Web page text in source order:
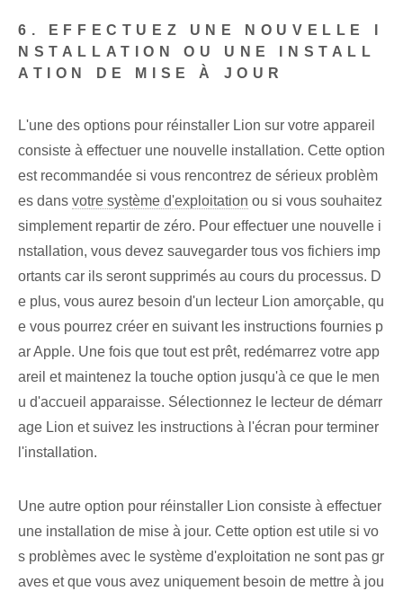
6. EFFECTUEZ UNE NOUVELLE I
NSTALLATION OU UNE INSTALL
ATION DE MISE À JOUR
L'une des options pour réinstaller Lion sur votre appareil
consiste à effectuer une nouvelle installation. Cette option
est recommandée si vous rencontrez de sérieux problèm
es ‌dans votre système d'exploitation ou si vous souhaitez
simplement repartir de zéro. Pour effectuer une nouvelle i
nstallation, vous devez sauvegarder tous vos fichiers imp
ortants car ils seront supprimés au cours du processus. D
e plus, vous aurez besoin d'un lecteur Lion amorçable, qu
e vous pourrez créer en suivant les instructions fournies p
ar Apple. Une fois que tout est prêt, redémarrez votre⁤ app
areil ⁢et maintenez ⁢la touche option jusqu'à ce que le ⁢men
u d'accueil apparaisse. Sélectionnez le lecteur de démarr
age Lion et suivez les instructions à l'écran pour terminer
l'installation.
Une autre option pour réinstaller Lion consiste à effectuer
une installation de mise à jour. Cette option est utile si vo
s problèmes avec le système d'exploitation ne sont pas gr
aves et que vous avez uniquement besoin de mettre à jou